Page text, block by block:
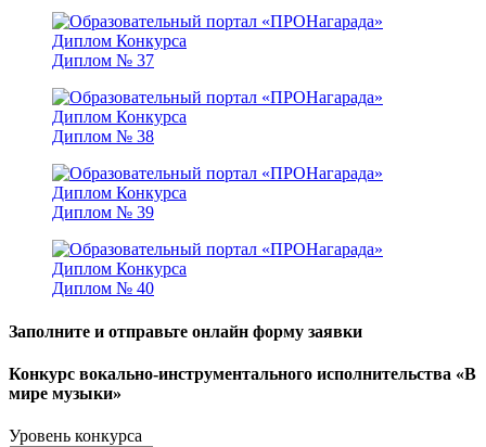
Диплом № 37
Диплом № 38
Диплом № 39
Диплом № 40
Заполните и отправьте онлайн форму заявки
Конкурс вокально-инструментального исполнительства «В
мире музыки»
Уровень конкурса